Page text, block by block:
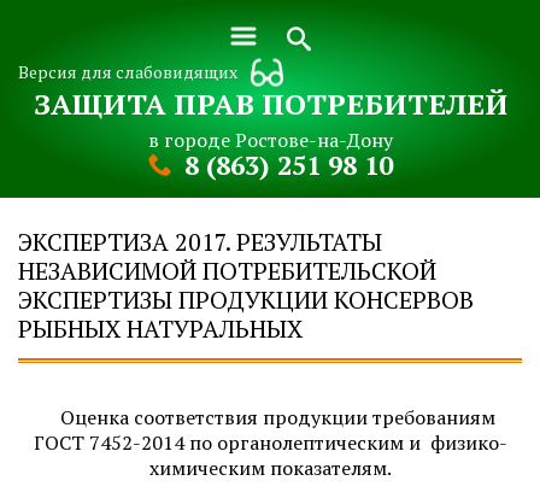
Версия для слабовидящих
ЗАЩИТА ПРАВ ПОТРЕБИТЕЛЕЙ
в городе Ростове-на-Дону
8 (863) 251 98 10
ЭКСПЕРТИЗА 2017. РЕЗУЛЬТАТЫ
НЕЗАВИСИМОЙ ПОТРЕБИТЕЛЬСКОЙ
ЭКСПЕРТИЗЫ ПРОДУКЦИИ КОНСЕРВОВ
РЫБНЫХ НАТУРАЛЬНЫХ
Оценка соответствия продукции требованиям
ГОСТ 7452-2014 по органолептическим и физико-
химическим показателям.